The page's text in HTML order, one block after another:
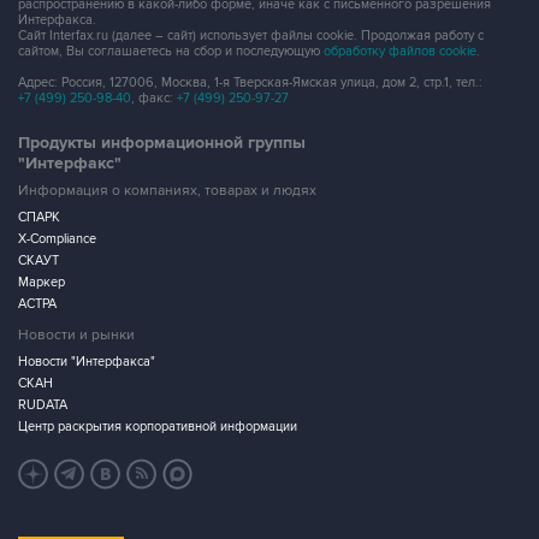
распространению в какой-либо форме, иначе как с письменного разрешения
Интерфакса.
Сайт Interfax.ru (далее – сайт) использует файлы cookie. Продолжая работу с
сайтом, Вы соглашаетесь на сбор и последующую обработку файлов cookie.
Адрес: Россия, 127006, Москва, 1-я Тверская-Ямская улица, дом 2, стр.1, тел.:
+7 (499) 250-98-40, факс: +7 (499) 250-97-27
Продукты информационной группы
"Интерфакс"
Информация о компаниях, товарах и людях
СПАРК
X-Compliance
СКАУТ
Маркер
АСТРА
Новости и рынки
Новости "Интерфакса"
СКАН
RUDATA
Центр раскрытия корпоративной информации